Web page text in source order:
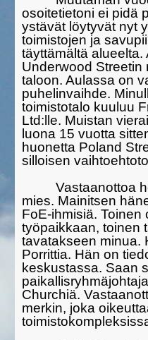
osoitetietoni ei pidä
ystävät löytyvät nyt
toimistojen ja
täyttämältä alueelta.
Underwood
taloon. Aulassa on
puhelinvaihde.
toimistotalo kuuluu
Ltd:lle. Muistan
luona 15 vuotta
huonetta Poland
silloisen
Vastaanottoa
mies. Mainitsen
FoE-ihmisiä. Toinen
työpaikkaan, toinen
tavatakseen minua.
Porrittia. Hän on
keskustassa. Saan
Churchiä.
merkin, joka